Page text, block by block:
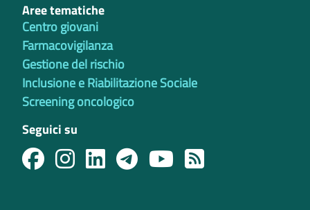
Aree tematiche
Centro giovani
Farmacovigilanza
Gestione del rischio
Inclusione e Riabilitazione Sociale
Screening oncologico
Seguici su